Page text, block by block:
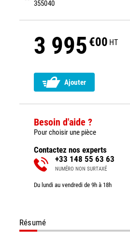
355040
3 995 €00 HT
Ajouter
Besoin d'aide ?
Pour choisir une pièce
Contactez nos experts
+33 148 55 63 63
NUMÉRO NON SURTAXÉ
Du lundi au vendredi de 9h à 18h
Résumé